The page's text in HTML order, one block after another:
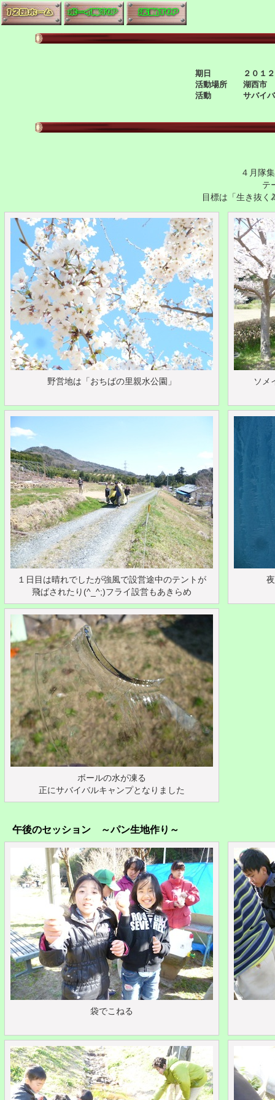
期日 ２０１２年
活動場所 湖西市
活動 サバイバル
４月隊
テ
目標は「生き抜く
野営地は「おちばの里親水公園」 ソメ
１日目は晴れでしたが強風で設営途中のテントが
飛ばされたり(^_^;)フライ設営もあきらめ
ボールの水が凍る
正にサバイバルキャンプとなりました
午後のセッション ～パン生地作り～
袋でこねる